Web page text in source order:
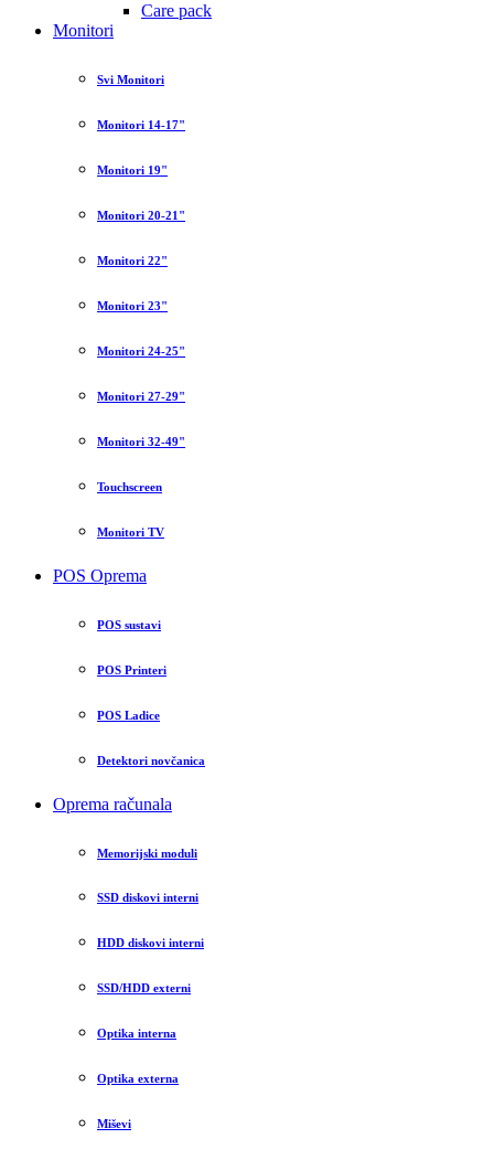
Care pack
Monitori
Svi Monitori
Monitori 14-17"
Monitori 19"
Monitori 20-21"
Monitori 22"
Monitori 23"
Monitori 24-25"
Monitori 27-29"
Monitori 32-49"
Touchscreen
Monitori TV
POS Oprema
POS sustavi
POS Printeri
POS Ladice
Detektori novčanica
Oprema računala
Memorijski moduli
SSD diskovi interni
HDD diskovi interni
SSD/HDD externi
Optika interna
Optika externa
Miševi